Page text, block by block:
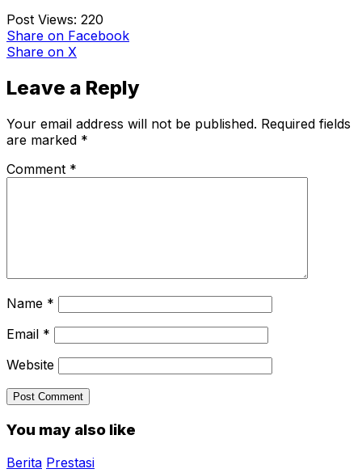
Post Views: 220
Share on Facebook
Share on X
Leave a Reply
Your email address will not be published. Required fields
are marked *
Comment *
Name *
Email *
Website
You may also like
Berita Prestasi